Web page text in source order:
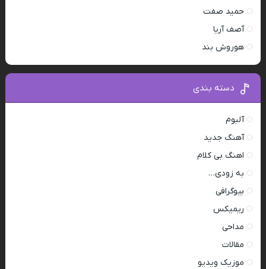
حمید صفت
آصف آریا
هوروش بند
دسته بندی
آلبوم
آهنگ جدید
اهنگ بی کلام
به زودی…
بیوگرافی
ریمیکس
مداحی
مقالات
موزیک ویدیو